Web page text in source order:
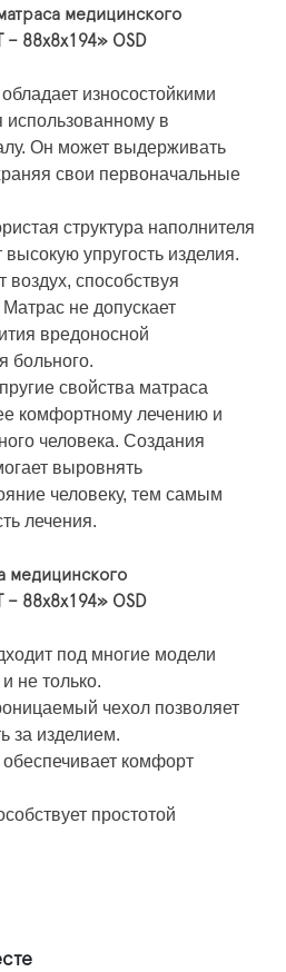
медицинского
88х8х194» OSD
износостойкими
использованному в
Он может выдерживать
свои первоначальные
структура наполнителя
упругость изделия.
воздух, способствуя
не допускает
вредоносной
больного.
свойства матраса
комфортному лечению и
человека. Создания
выровнять
человеку, тем самым
лечения.
медицинского
88х8х194» OSD
под многие модели
не только.
чехол позволяет
за изделием.
комфорт
простотой